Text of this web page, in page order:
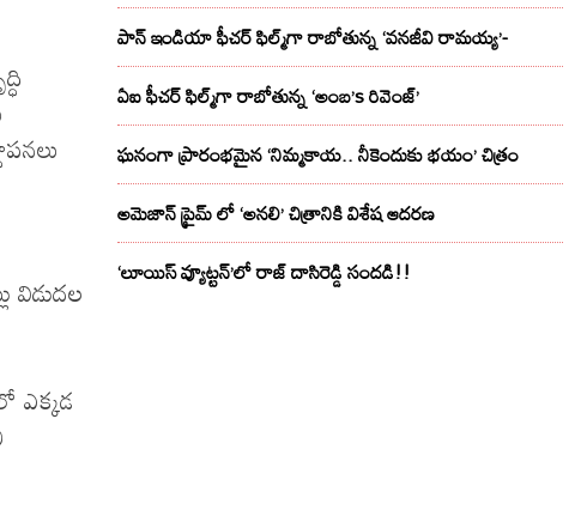
విడుదల
ఎక్కడ
పాన్ ఇండియా ఫీచర్ ఫిల్మ్‌గా రాబోతున్న ‘వనజీవి రామయ్య’-
ఏఐ ఫీచర్ ఫిల్మ్‌గా రాబోతున్న ‘అంబ’s రివెంజ్’
ఘనంగా ప్రారంభమైన ‘నిమ్మకాయ.. నీకెందుకు భయం’ చిత్రం
అమెజాన్ ప్రైమ్ లో ‘అనలి’ చిత్రానికి విశేష ఆదరణ
‘లూయిస్ వ్యూట్టన్’లో రాజ్ దాసిరెడ్డి సందడి!!